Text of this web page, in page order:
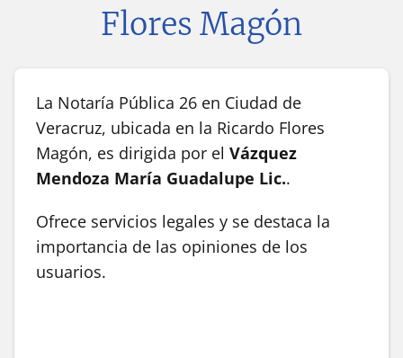
Flores Magón
La Notaría Pública 26 en Ciudad de
Veracruz, ubicada en la Ricardo Flores
Magón, es dirigida por el Vázquez
Mendoza María Guadalupe Lic..
Ofrece servicios legales y se destaca la
importancia de las opiniones de los
usuarios.